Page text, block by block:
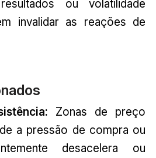
ou volatilidade
invalidar as reações de
Zonas de preço
a pressão de compra ou
desacelera ou